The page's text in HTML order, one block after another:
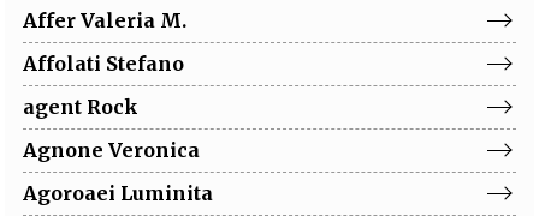
Affer Valeria M.
Affolati Stefano
agent Rock
Agnone Veronica
Agoroaei Luminita